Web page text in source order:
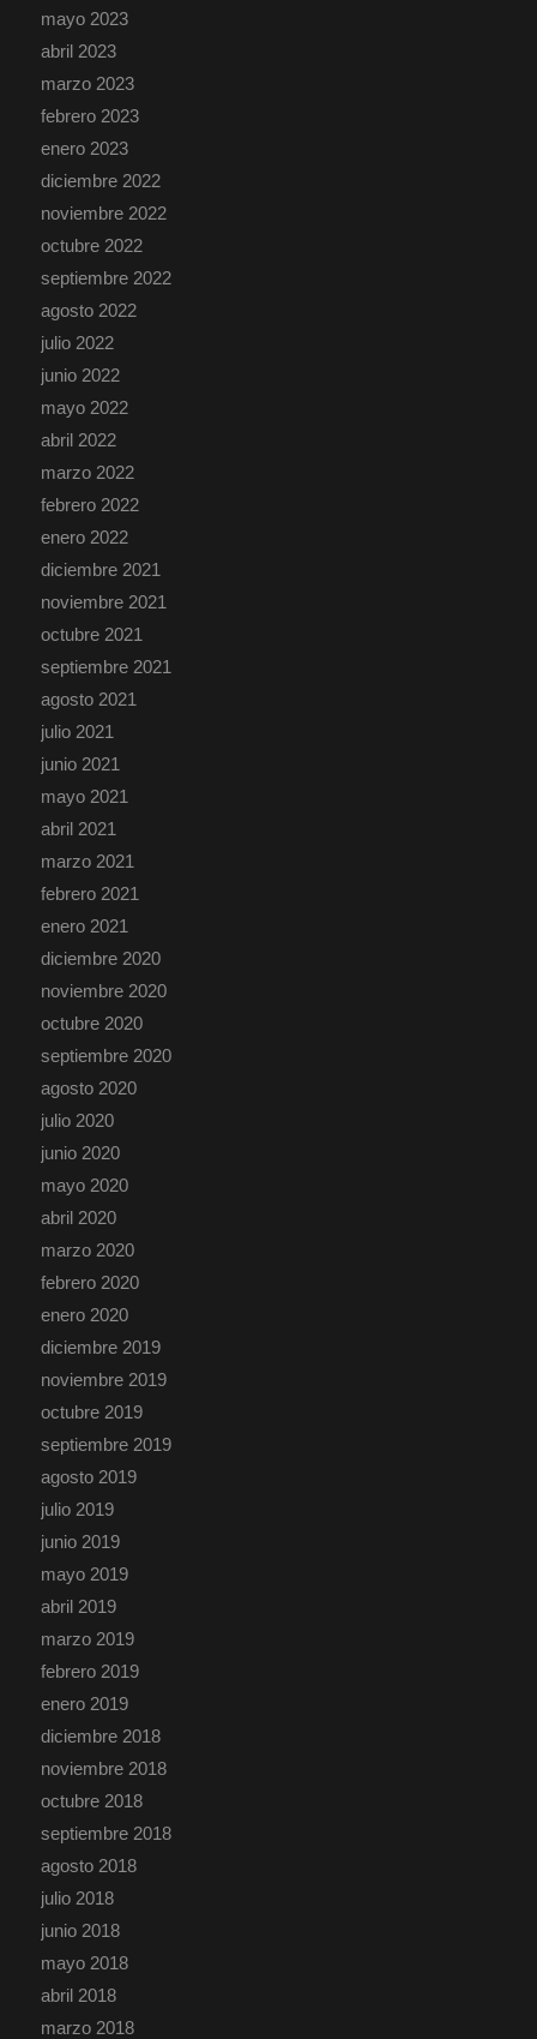
mayo 2023
abril 2023
marzo 2023
febrero 2023
enero 2023
diciembre 2022
noviembre 2022
octubre 2022
septiembre 2022
agosto 2022
julio 2022
junio 2022
mayo 2022
abril 2022
marzo 2022
febrero 2022
enero 2022
diciembre 2021
noviembre 2021
octubre 2021
septiembre 2021
agosto 2021
julio 2021
junio 2021
mayo 2021
abril 2021
marzo 2021
febrero 2021
enero 2021
diciembre 2020
noviembre 2020
octubre 2020
septiembre 2020
agosto 2020
julio 2020
junio 2020
mayo 2020
abril 2020
marzo 2020
febrero 2020
enero 2020
diciembre 2019
noviembre 2019
octubre 2019
septiembre 2019
agosto 2019
julio 2019
junio 2019
mayo 2019
abril 2019
marzo 2019
febrero 2019
enero 2019
diciembre 2018
noviembre 2018
octubre 2018
septiembre 2018
agosto 2018
julio 2018
junio 2018
mayo 2018
abril 2018
marzo 2018